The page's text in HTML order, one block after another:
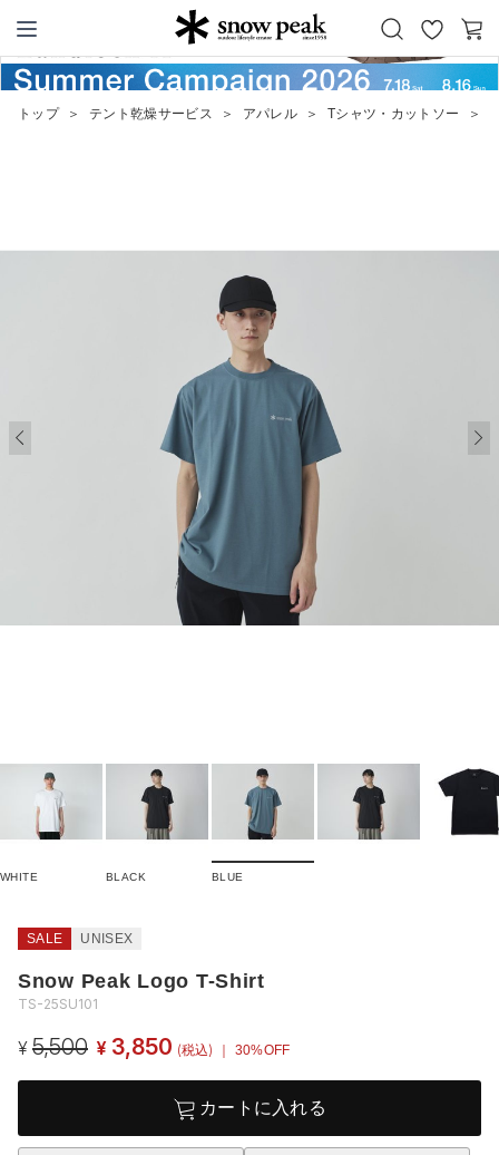
Snow Peak
お
カ
ー
トップ ＞ テント乾燥サービス ＞ アパレル ＞ Tシャツ・カットソー ＞
WHITE BLACK BLUE
SALE UNISEX
Snow Peak Logo T-Shirt
TS-25SU101
¥ 5,500 ¥ 3,850 (税込) ｜ 30%OFF
カートに入れる